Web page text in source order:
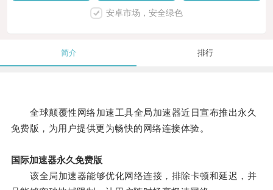
安卓市场，安全绿色
简介 排行
全球颠覆性网络加速工具全局加速器近日宣布推出永久
免费版，为用户提供更为畅快的网络连接体验。
国际加速器永久免费版
该全局加速器能够优化网络连接，排除卡顿和延迟，并